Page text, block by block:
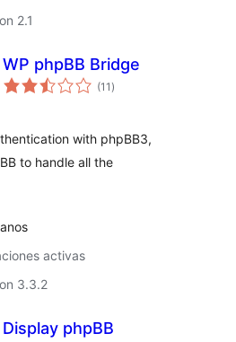
2.1
WP phpBB Bridge
(11 total
de
)
with phpBB3,
to handle all the
activas
3.3.2
Display phpBB